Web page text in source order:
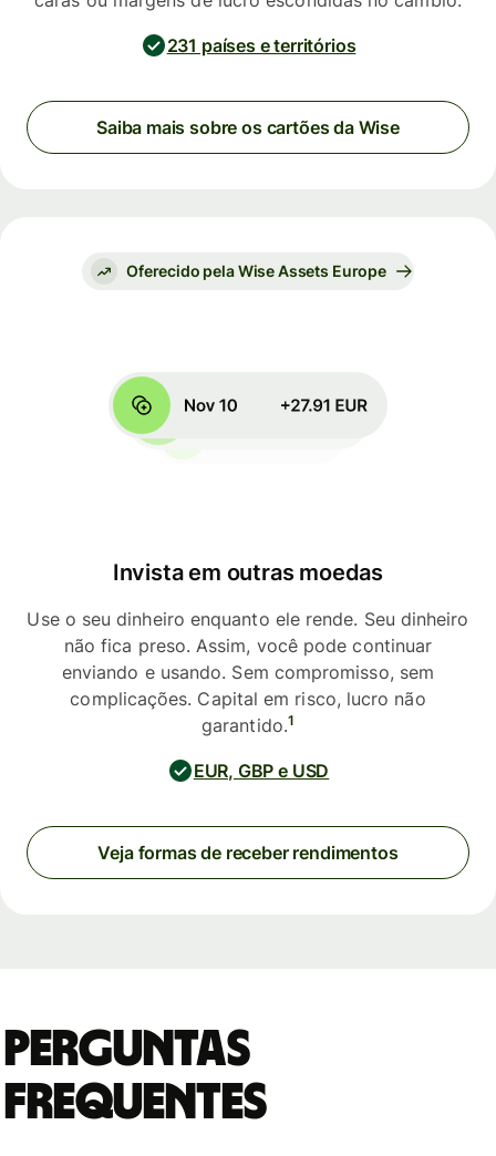
231 países e territórios
Saiba mais sobre os cartões da Wise
Oferecido pela Wise Assets Europe
Invista em outras moedas
Use o seu dinheiro enquanto ele rende. Seu dinheiro
não fica preso. Assim, você pode continuar
enviando e usando. Sem compromisso, sem
complicações. Capital em risco, lucro não
garantido.1
EUR, GBP e USD
Veja formas de receber rendimentos
Perguntas
Frequentes